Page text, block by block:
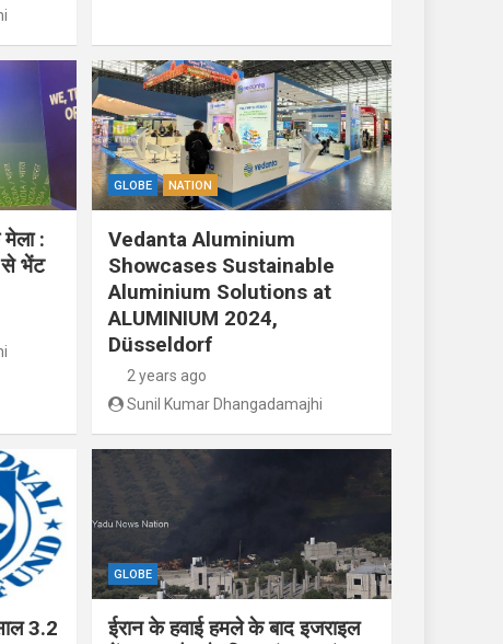
:
से भेंट
GLOBE NATION
Vedanta Aluminium
Showcases Sustainable
Aluminium Solutions at
ALUMINIUM 2024,
Düsseldorf
2 years ago
Sunil Kumar Dhangadamajhi
3.2
GLOBE
ईरान के हवाई हमले के बाद इजराइल